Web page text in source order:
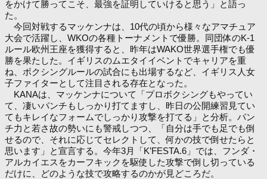
をかけて勝ってこそ、最強を証明していけると思う」と語っ
た。
今回対戦するマッケンナは、10代の頃から様々なアマチュア
大会で活躍し、WKOの各種トーナメントで優勝。同団体のK-1
ルール欧州王座を獲得すると、昨年はWAKO世界選手権でも優
勝を果たした。イギリスのムエタイイベントでキャリアを重
ね、ボクシングルールの試合にも出場するなど、イギリス人女
子ファイターとして注目される存在となった。
KANAは、マッケンナについて「プロボクシングもやってい
て、凄いパンチもしっかり打てますし、昨日の公開練習見てい
てもキレイなフォームでしっかり攻撃を打てる」と分析。パン
チ力と若さ故の勢いにも警戒しつつ、「自分は手でも足でも倒
せるので、それに応じてセレクトして、何かの技で倒せたらと
思います」と宣言する。今年3月「K’FESTA.6」では、フンダ・
アルカイエスをカーフキックを駆使した攻撃で倒し切っている
だけに、どのような技で攻略するのかが見どころだ。